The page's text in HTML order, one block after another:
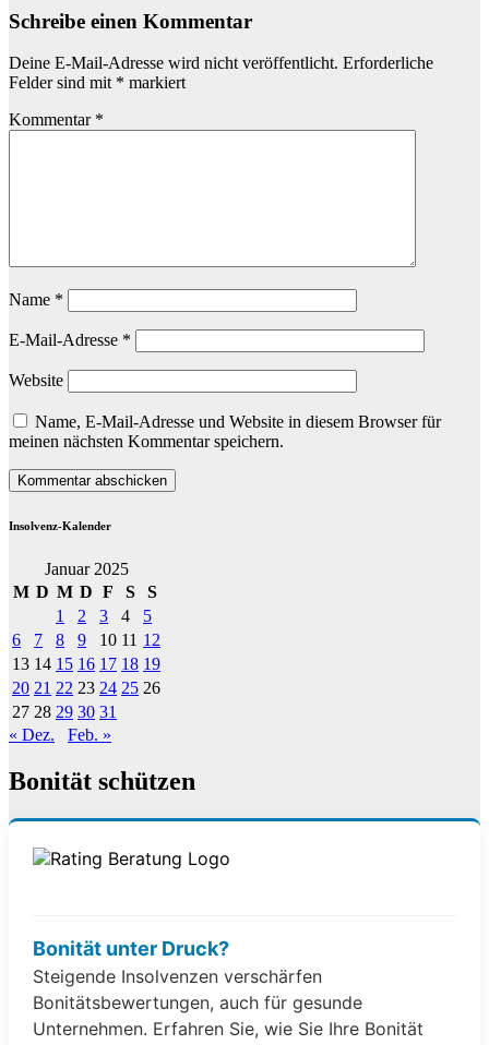
Schreibe einen Kommentar
Deine E-Mail-Adresse wird nicht veröffentlicht. Erforderliche
Felder sind mit * markiert
Kommentar *
Name *
E-Mail-Adresse *
Website
Name, E-Mail-Adresse und Website in diesem Browser für
meinen nächsten Kommentar speichern.
Insolvenz-Kalender
Januar 2025
M D M D F S
S
1
2 3 4
5
6
7 8 9 10 11 12
13 14 15 16 17 18 19
20 21 22 23 24 25 26
27 28 29 30 31
« Dez.
Feb. »
Bonität schützen
Bonität unter Druck?
Steigende Insolvenzen verschärfen
Bonitätsbewertungen, auch für gesunde
Unternehmen. Erfahren Sie, wie Sie Ihre Bonität